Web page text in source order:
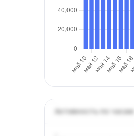
Активность по часам